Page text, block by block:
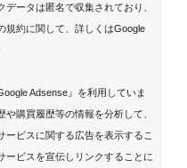
ータは匿名で収集されており、
規約に関して、詳しくはGoogle
Adsense』を利用していま
購買履歴等の情報を分析して、
ービスに関する広告を表示するこ
ービスを宣伝しリンクすることに